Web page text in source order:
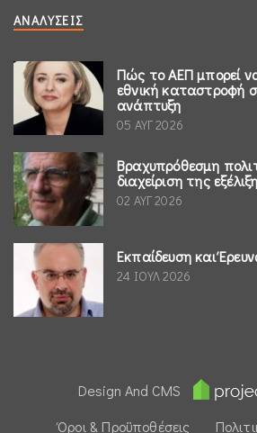
ΑΝΑΛΎΣΕΙΣ
Πώς το ΑΕΠ μπορεί
εθνική καταστροφή
ανάπτυξη
05 ΑΥΓ 2026
Βραχυπρόθεσμη
διαχείριση της
02 ΑΥΓ 2026
Εκπαίδευση και
24 ΙΟΥΛ 2026
Design And CMS
Όροι & Προϋποθέσεις